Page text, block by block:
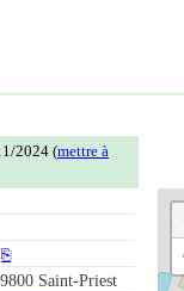
2024 (mettre à
⎘
Saint-Priest